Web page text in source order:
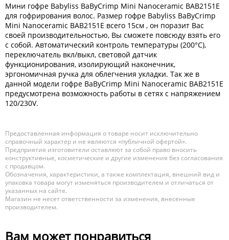
Мини гофре Babyliss BaByCrimp Mini Nanoceramic BAB2151E
для гофрирования волос. Размер гофре Babyliss BaByCrimp
Mini Nanoceramic BAB2151E всего 15см , он поразит Вас
своей производительностью, Вы сможете повсюду взять его
с собой. Автоматический контроль температуры (200°С),
переключатель вкл/выкл, световой датчик
функционирования, изолирующий наконечник,
эргономичная ручка для облегчения укладки. Так же в
данной модели гофре BaByCrimp Mini Nanoceramic BAB2151E
предусмотрена возможность работы в сетях с напряжением
120/230V.
Предоставленная информация о товаре носит исключительно
справочный характер и не являются «публичной офертой».
Предприятия изготовители оставляют за собой право вносить
конструктивные, косметические и другие изменения без согласования
с продавцом.
Обозначения, характеристики, а также комплектация, внешний вид и
упаковка товара могут изменяться производителем и отличаться от
указанных на сайте.
Магазин не несет ответственности за изменения, внесенные
производителем.
Вам может понравиться